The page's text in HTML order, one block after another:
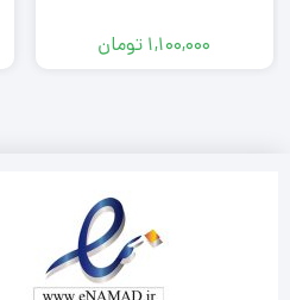
1,100,000 تومان